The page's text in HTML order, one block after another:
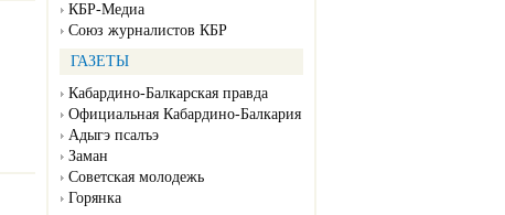
КБР-Медиа
Союз журналистов КБР
ГАЗЕТЫ
Кабардино-Балкарская правда
Официальная Кабардино-Балкария
Адыгэ псалъэ
Заман
Советская молодежь
Горянка